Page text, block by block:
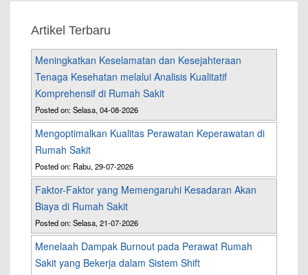
Artikel Terbaru
Meningkatkan Keselamatan dan Kesejahteraan
Tenaga Kesehatan melalui Analisis Kualitatif
Komprehensif di Rumah Sakit
Posted on: Selasa, 04-08-2026
Mengoptimalkan Kualitas Perawatan Keperawatan di
Rumah Sakit
Posted on: Rabu, 29-07-2026
Faktor-Faktor yang Memengaruhi Kesadaran Akan
Biaya di Rumah Sakit
Posted on: Selasa, 21-07-2026
Menelaah Dampak Burnout pada Perawat Rumah
Sakit yang Bekerja dalam Sistem Shift